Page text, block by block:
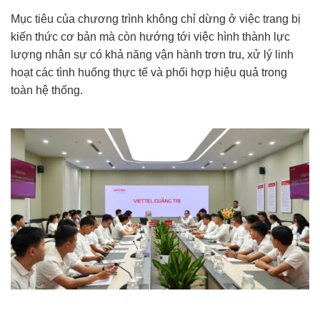
Mục tiêu của chương trình không chỉ dừng ở việc trang bị
kiến thức cơ bản mà còn hướng tới việc hình thành lực
lượng nhân sự có khả năng vận hành trơn tru, xử lý linh
hoạt các tình huống thực tế và phối hợp hiệu quả trong
toàn hệ thống.